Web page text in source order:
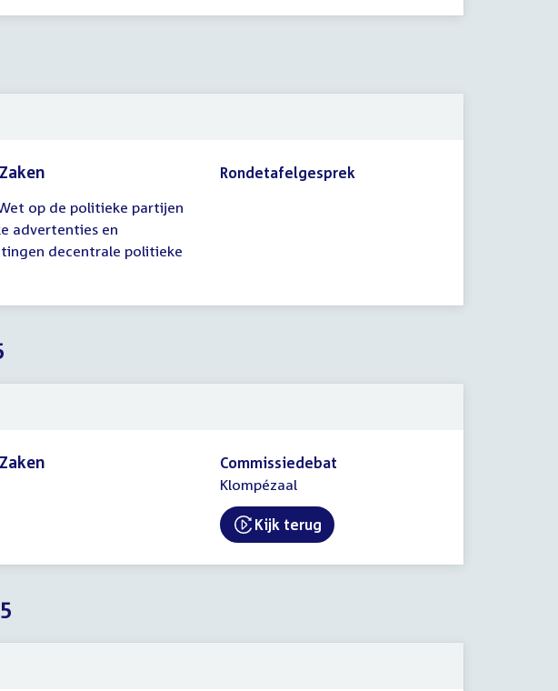
op de politieke partijen
advertenties en
decentrale politieke
Rondetafelgesprek
Commissiedebat
Klompézaal
External link:
Kijk terug